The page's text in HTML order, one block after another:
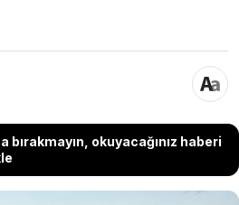
bırakmayın, okuyacağınız haberi